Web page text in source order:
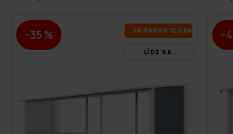
-35% VA­SA­RAS IZ­SKA­ŅA
LĪDZ 9.8.
-